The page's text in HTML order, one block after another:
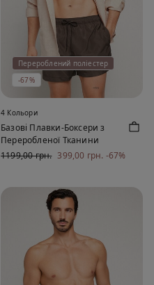
Перероблений поліестер
-67%
4 Кольори
Базові Плавки-Боксери з
Переробленої Тканини
1199,00 грн. 399,00 грн. -67%